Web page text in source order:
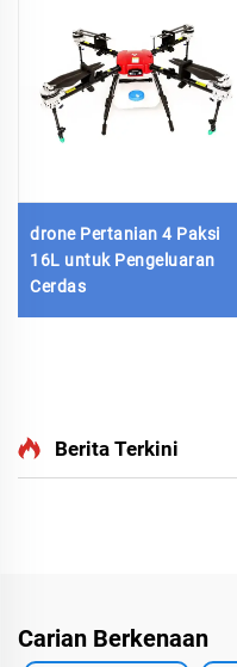
drone Pertanian 4 Paksi
16L untuk Pengeluaran
Cerdas
Berita Terkini
Carian Berkenaan